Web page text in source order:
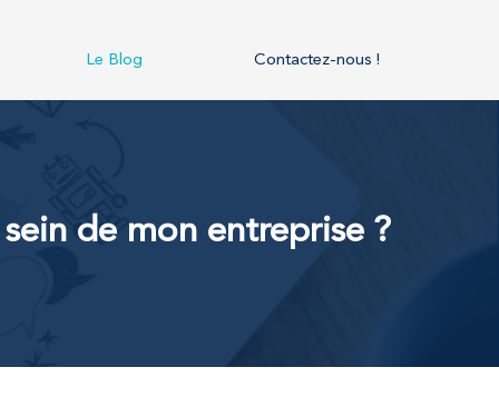
Le Blog Contactez-nous !
de mon entreprise ?